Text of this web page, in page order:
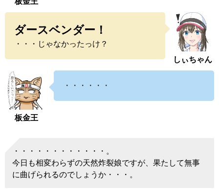
しぃちゃん
ダースベンダー！
・・・じゃなかったっけ？
板金王
・・・・・・
・・・・・・・・・・・・。
今日も相変わらずの天然炸裂娘ですが、果たして無事
に曲げられるのでしょうか・・・。